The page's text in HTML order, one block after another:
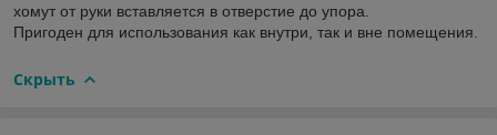
хомут от руки вставляется в отверстие до упора.
Пригоден для использования как внутри, так и вне помещения.
Скрыть